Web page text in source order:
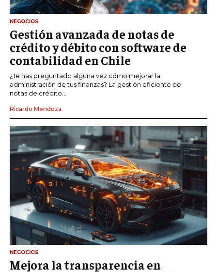
NEGOCIOS
Gestión avanzada de notas de
crédito y débito con software de
contabilidad en Chile
¿Te has preguntado alguna vez cómo mejorar la
administración de tus finanzas? La gestión eficiente de
notas de crédito...
Ricardo Mendoza
NEGOCIOS
Mejora la transparencia en